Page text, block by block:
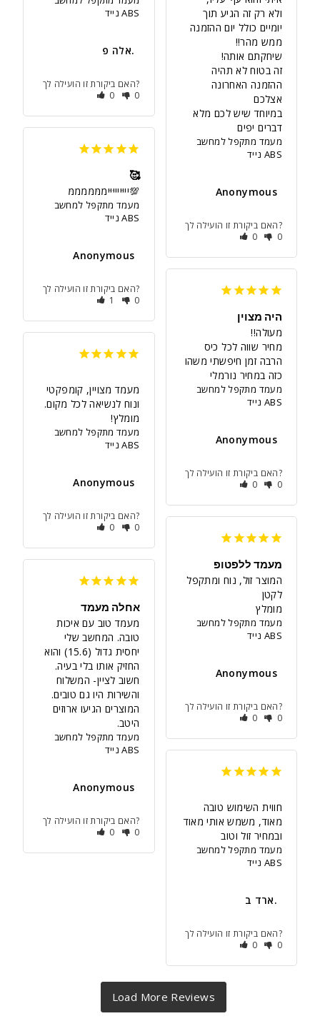
נייד ABS
אלה פ.
האם ביקורת זו הועילה לך?
0
0
ולא רק זה הגיע תוך
זה בטוח לא תהיה
אצלכם
במיוחד שיש לכם מלא
דברים יפים
מעמד מתקפל למחשב
נייד ABS
Anonymous
האם ביקורת זו הועילה לך?
0
0
🥰
💯יייּייייּיּיממּמּמממּ
מעמד מתקפל למחשב
נייד ABS
Anonymous
האם ביקורת זו הועילה לך?
1
0
היה מצוין
מעולה!!
כזה במחיר נורמלי
מעמד מתקפל למחשב
נייד ABS
Anonymous
האם ביקורת זו הועילה לך?
0
0
מעמד מצויין, קומפקטי
מומלץ!
מעמד מתקפל למחשב
נייד ABS
Anonymous
האם ביקורת זו הועילה לך?
0
0
מעמד ללפטופ
המוצר זול, נוח ומתקפל
מומלץ
מעמד מתקפל למחשב
נייד ABS
Anonymous
האם ביקורת זו הועילה לך?
0
0
אחלה מעמד
מעמד טוב עם איכות
יחסית גדול (15.6) והוא
המוצרים הגיעו ארוזים
היטב.
מעמד מתקפל למחשב
נייד ABS
Anonymous
האם ביקורת זו הועילה לך?
0
0
ובמחיר זול וטוב
מעמד מתקפל למחשב
נייד ABS
ארד ב.
האם ביקורת זו הועילה לך?
0
0